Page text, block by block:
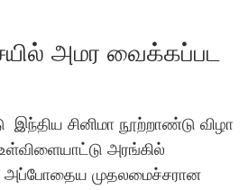
அமர வைக்கப்பட
சினிமா நூற்றாண்டு விழா
அரங்கில்
அப்போதைய முதலமைச்சரான